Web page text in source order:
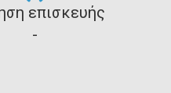
επισκευής
-